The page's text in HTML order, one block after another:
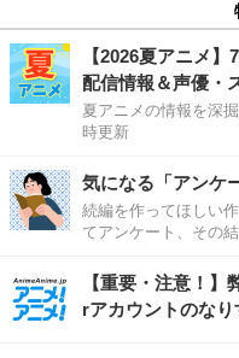
【2026夏アニメ
配信情報＆声優・
夏アニメの情報を深
時更新
気になる「アンケ
続編を作ってほしい
てアンケート、その
【重要・注意！
rアカウントのな